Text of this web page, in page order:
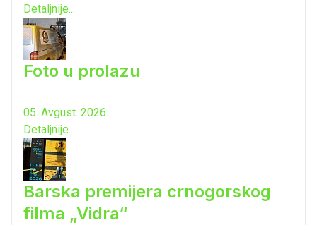
Detaljnije...
Foto u prolazu
05. Avgust. 2026.
Detaljnije...
Barska premijera crnogorskog
filma „Vidra“